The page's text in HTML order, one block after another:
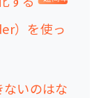
）を使っ
いのはな